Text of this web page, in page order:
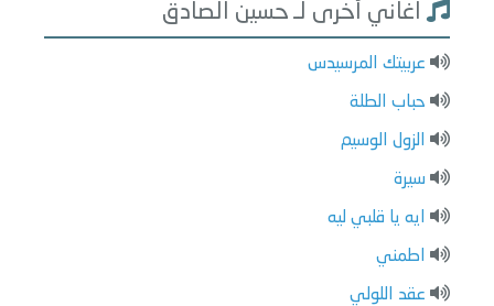
اغاني أخرى لـ حسين الصادق
عربيتك المرسيدس
حباب الطلة
الزول الوسيم
سيرة
ايه يا قلبي ليه
اطمني
عقد اللولي